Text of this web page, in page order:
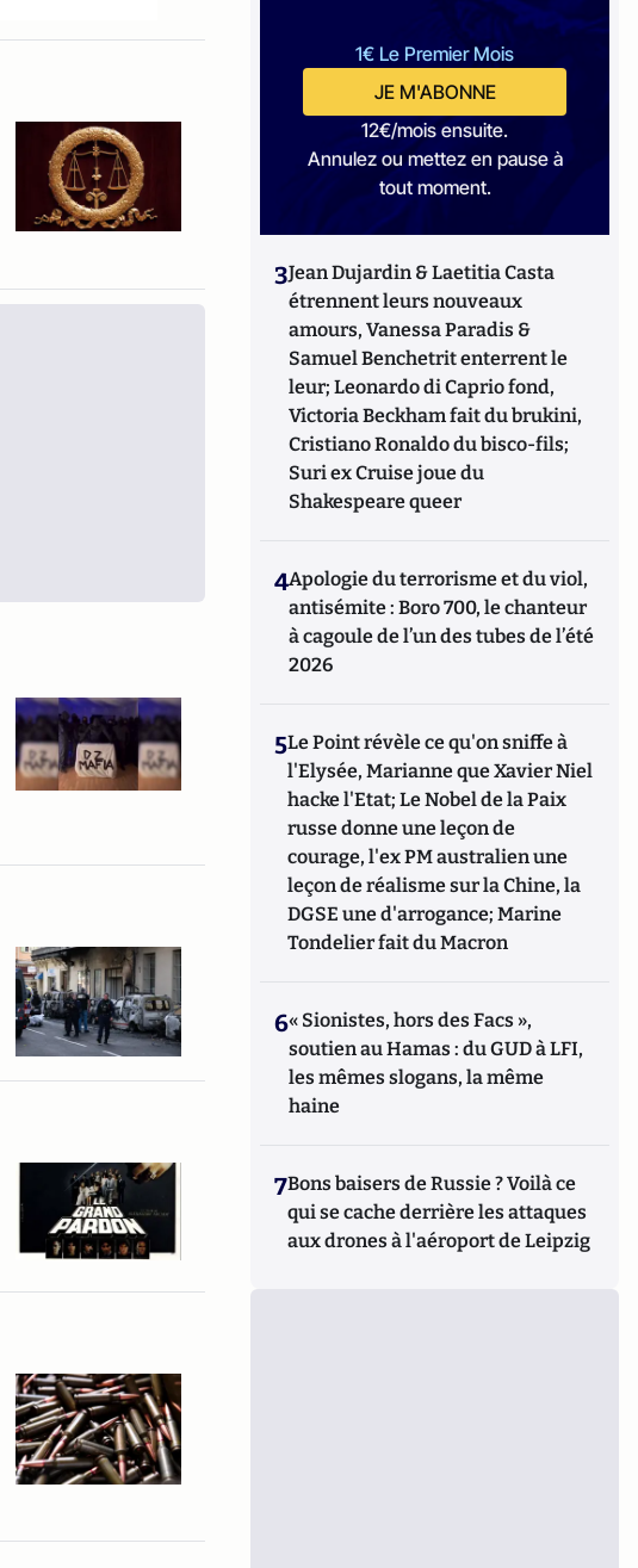
1€ Le Premier Mois
JE M'ABONNE
12€/mois ensuite.
Annulez ou mettez en pause à
tout moment.
3Jean Dujardin & Laetitia Casta
étrennent leurs nouveaux
amours, Vanessa Paradis &
Samuel Benchetrit enterrent le
leur; Leonardo di Caprio fond,
Victoria Beckham fait du brukini,
Cristiano Ronaldo du bisco-fils;
Suri ex Cruise joue du
Shakespeare queer
4Apologie du terrorisme et du viol,
antisémite : Boro 700, le chanteur
à cagoule de l’un des tubes de l’été
2026
5Le Point révèle ce qu'on sniffe à
l'Elysée, Marianne que Xavier Niel
hacke l'Etat; Le Nobel de la Paix
russe donne une leçon de
courage, l'ex PM australien une
leçon de réalisme sur la Chine, la
DGSE une d'arrogance; Marine
Tondelier fait du Macron
6« Sionistes, hors des Facs »,
soutien au Hamas : du GUD à LFI,
les mêmes slogans, la même
haine
7Bons baisers de Russie ? Voilà ce
qui se cache derrière les attaques
aux drones à l'aéroport de Leipzig